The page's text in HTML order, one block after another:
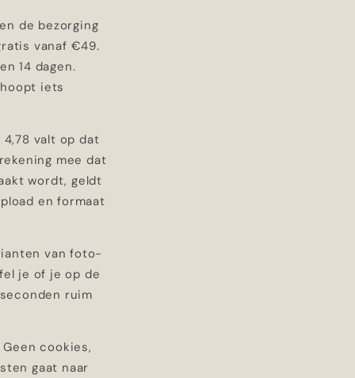
de bezorging
vanaf €49.
14 dagen.
iets
valt op dat
mee dat
wordt, geldt
en formaat
van foto-
je of je op de
ruim
cookies,
gaat naar